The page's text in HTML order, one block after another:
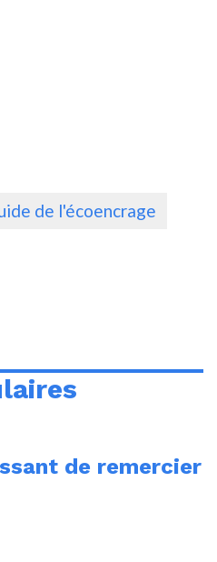
de remercier